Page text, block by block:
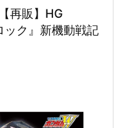
再販】HG
ック』新機動戦記